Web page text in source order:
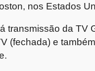
nos Estados
transmissão da TV
(fechada) e